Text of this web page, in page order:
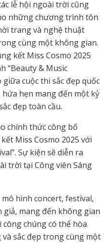
lễ hội ngoài trời cũng
những chương trình tôn
trang và nghệ thuật
cùng một không gian.
kết Miss Cosmo 2025
“Beauty & Music
giữa cuộc thi sắc đẹp quốc
hẹn mang đến một kỷ
đẹp toàn cầu.
chính thức công bố
Miss Cosmo 2025 với
Sự kiện sẽ diễn ra
trời tại Công viên Sáng
hình concert, festival,
giả, mang đến không gian
chúng có thể hòa
và sắc đẹp trong cùng một